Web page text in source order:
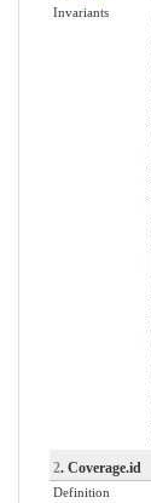
Invariants
2. Coverage.id
Definition